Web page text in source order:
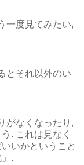
一度見てみたい,
とそれ以外のい
がなくなったり,
. これは見なく
いかということ
.